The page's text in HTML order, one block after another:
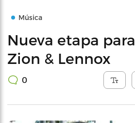
Música
Nueva etapa
Zion & Lennox
0